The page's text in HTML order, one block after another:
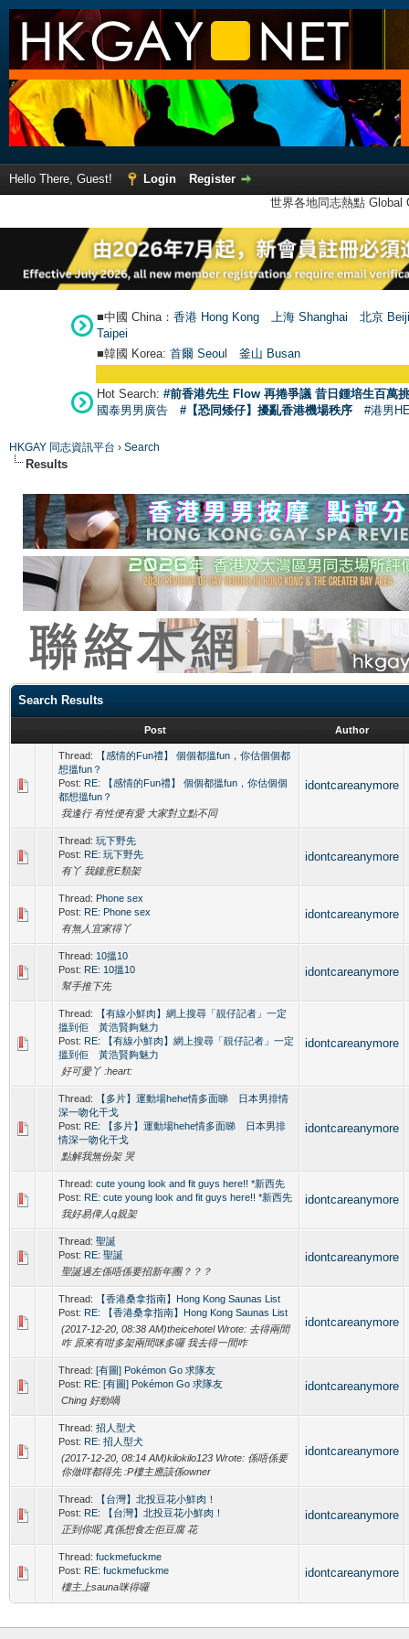
Hello There, Guest! Login
Register
世界各地同志熱點
■中國 China： 香港 Hong Kong 上海 Shanghai
北京
Taipei
■韓國 Korea: 首爾 Seoul 釜山 Busan
Hot Search: #前香港先生 Flow 再捲爭議 昔日鍾培生百萬
國泰男男廣告
#【恐同矮仔】擾亂香港機場秩序 #港男
HKGAY 同志資訊平台 › Search
Results
Search Results
Post Author
Thread:
【感情的Fun禮】 個個都搵fun，你估個個都
想搵fun？
Post: RE: 【感情的Fun禮】 個個都搵fun，你估個個
都想搵fun？
我逢行 有性便有愛 大家對立點不同
idontcareanymore
Thread: 玩下野先
Post: RE: 玩下野先
有丫 我鐘意E類架
idontcareanymore
Thread: Phone sex
Post: RE: Phone sex
有無人宜家得丫
idontcareanymore
Thread: 10搵10
Post: RE: 10搵10
幫手推下先
idontcareanymore
Thread:
【有線小鮮肉】網上搜尋「靚仔記者」一定
搵到佢 黃浩賢夠魅力
Post: RE: 【有線小鮮肉】網上搜尋「靚仔記者」一定
搵到佢 黃浩賢夠魅力
好可愛丫 :heart:
idontcareanymore
Thread:
【多片】運動場hehe情多面睇 日本男排情
深一吻化干戈
Post: RE: 【多片】運動場hehe情多面睇 日本男排
情深一吻化干戈
點解我無份架 哭
idontcareanymore
Thread: cute young look and fit guys here!! *新西先
Post: RE: cute young look and fit guys here!! *新西先
我好易俾人q親架
idontcareanymore
Thread: 聖誕
Post: RE: 聖誕
聖誕過左係唔係要招新年團？？？
idontcareanymore
Thread:
【香港桑拿指南】Hong Kong Saunas List
Post: RE: 【香港桑拿指南】Hong Kong Saunas List
(2017-12-20, 08:38 AM)theicehotel Wrote: 去得兩間
咋 原來有咁多架兩間咪多囉 我去得一間咋
idontcareanymore
Thread: [有圖] Pokémon Go 求隊友
Post: RE: [有圖] Pokémon Go 求隊友
Ching 好勁喎
idontcareanymore
Thread: 招人型犬
Post: RE: 招人型犬
(2017-12-20, 08:14 AM)kilokilo123 Wrote: 係唔係要
你做咩都得先 :P樓主應該係owner
idontcareanymore
Thread:
【台灣】北投豆花小鮮肉！
Post: RE: 【台灣】北投豆花小鮮肉！
正到你呢 真係想食左佢豆腐 花
idontcareanymore
Thread: fuckmefuckme
Post: RE: fuckmefuckme
樓主上sauna咪得囉
idontcareanymore